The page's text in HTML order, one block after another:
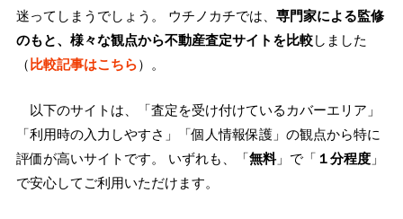
迷ってしまうでしょう。 ウチノカチでは、 専門家による監修
のもと、様々な観点から不動産査定サイトを比較しました
（比較記事はこちら）。
以下のサイトは、「査定を受け付けているカバーエリア」
「利用時の入力しやすさ」「個人情報保護」の観点から特に
評価が高いサイトです。 いずれも、「無料」で「 １分程度 」
で安心してご利用いただけます。